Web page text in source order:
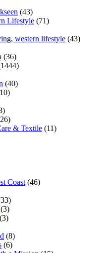
(43)
Lifestyle (71)
western lifestyle (43)
(36)
(40)
& Textile (11)
Coast (46)
(3)
(3)
(8)
(6)